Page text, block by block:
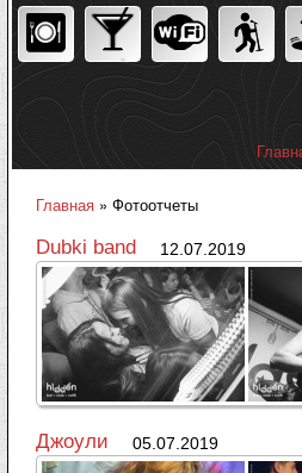
Главная » Фотоотчеты
Dubki band
12.07.2019
Джоули 05.07.2019